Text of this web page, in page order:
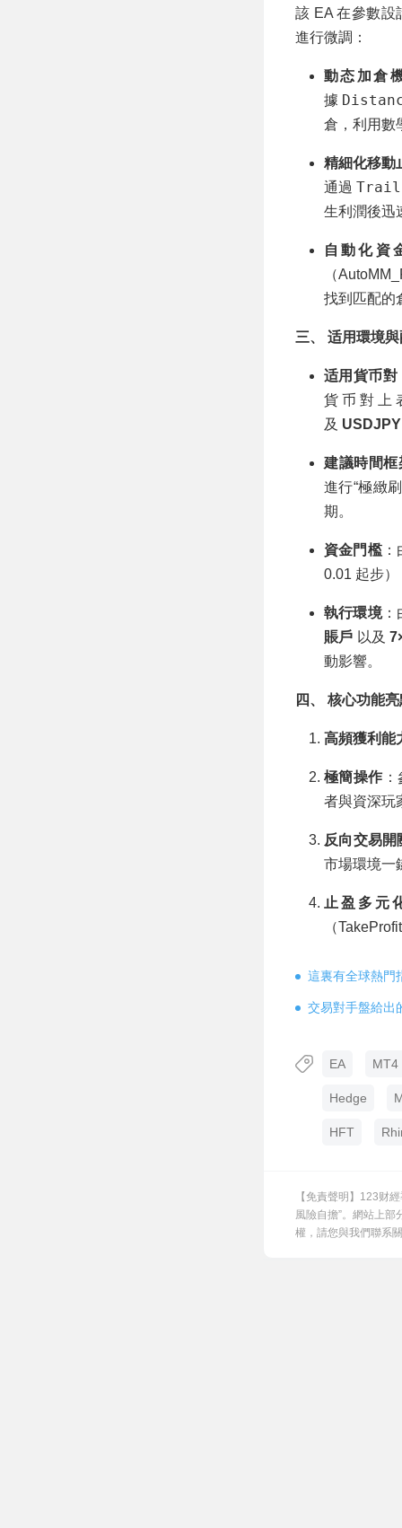
該 EA 在參數設
進行微調：
動态加倉
據
倉，利用數
精細化移動
通過
生利潤後迅
自動化資
（
找到匹配的
三、 适用環境
适用貨币對
貨币對
及 USDJPY
建議時間框
進行“極緻
期。
資金門檻：
0.01 起步
執行環境：
賬戶 以及
動影響。
四、 核心功能
高頻獲利能
極簡操作
者與資深玩
反向交易
市場環境一
止盈多元
（
這裏有全球熱門
交易對手盤給出
EA MT4
Hedge
HFT
【免責聲明】123财
風險自擔”。網站上
權，請您與我們聯系